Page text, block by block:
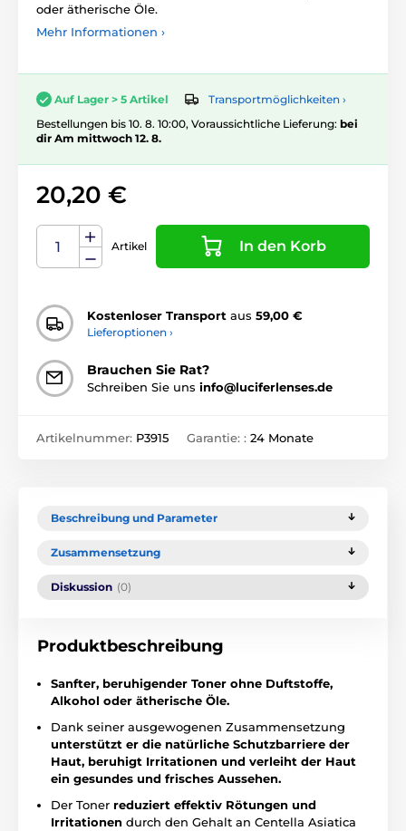
oder ätherische Öle.
Mehr Informationen ›
Auf Lager > 5 Artikel
Transportmöglichkeiten ›
Bestellungen bis 10. 8. 10:00, Voraussichtliche Lieferung: bei
dir Am mittwoch 12. 8.
20,20 €
Artikel In den Korb
Kostenloser Transport aus 59,00 €
Lieferoptionen ›
Brauchen Sie Rat?
Schreiben Sie uns info@luciferlenses.de
Artikelnummer: P3915 Garantie: : 24 Monate
Beschreibung und Parameter
Zusammensetzung
Diskussion (0)
Produktbeschreibung
Sanfter, beruhigender Toner ohne Duftstoffe,
Alkohol oder ätherische Öle.
Dank seiner ausgewogenen Zusammensetzung
unterstützt er die natürliche Schutzbarriere der
Haut, beruhigt Irritationen und verleiht der Haut
ein gesundes und frisches Aussehen.
Der Toner reduziert effektiv Rötungen und
Irritationen durch den Gehalt an Centella Asiatica